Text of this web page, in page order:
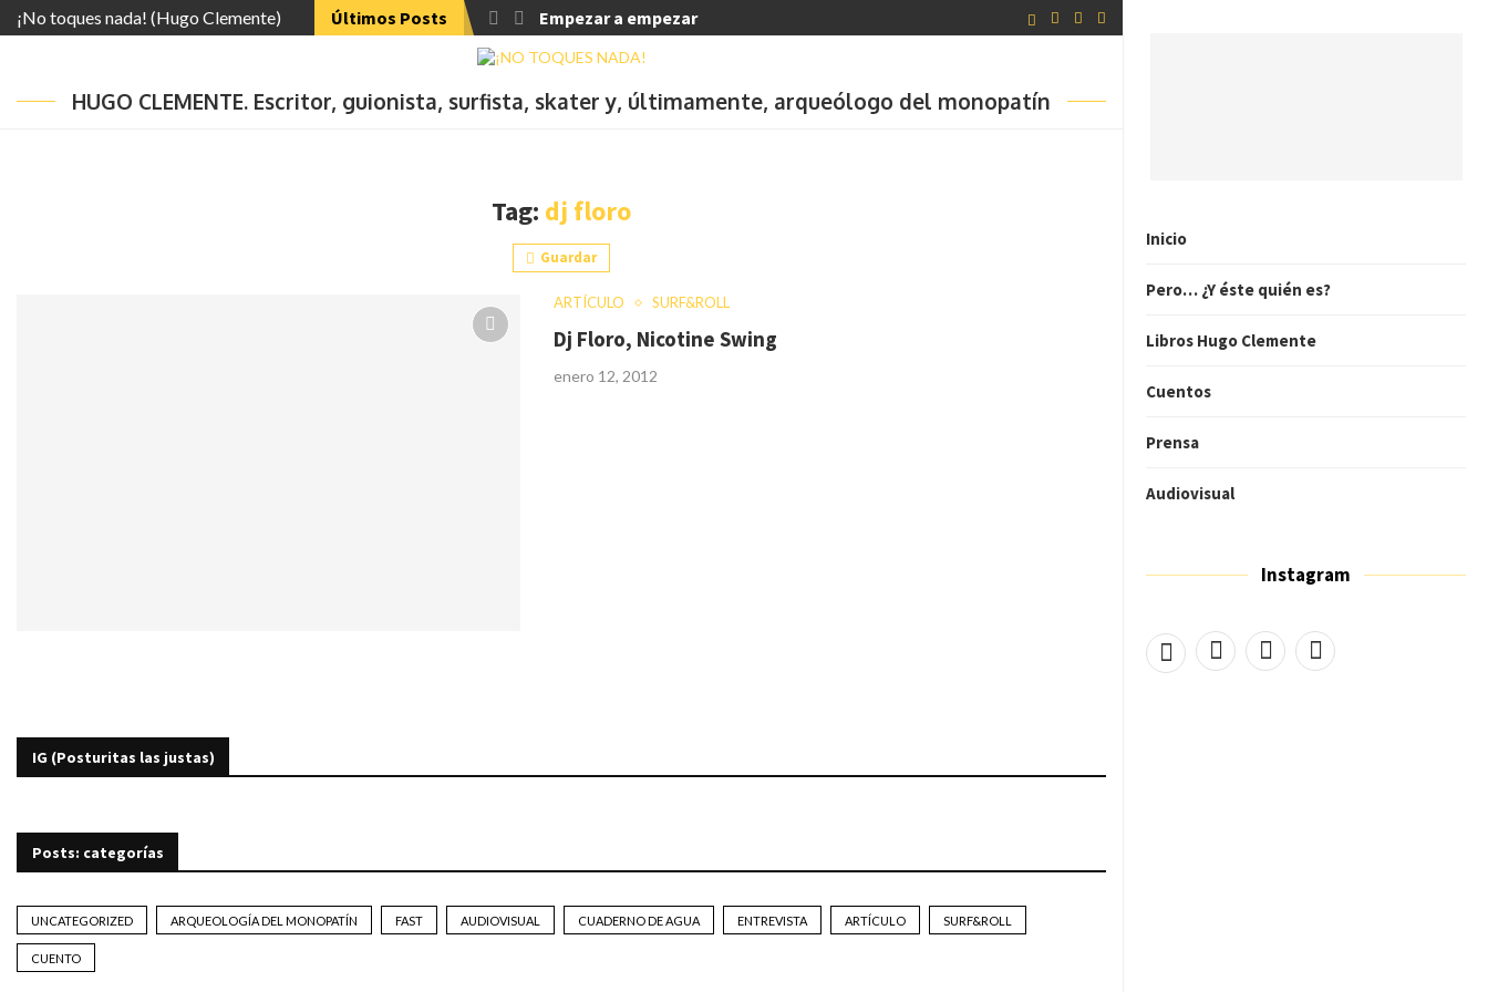
Inicio
Pero… ¿Y éste quién es?
Libros Hugo Clemente
Cuentos
Prensa
Audiovisual
Instagram
¡No toques nada! (Hugo Clemente) Últimos Posts Empezar a empezar
HUGO CLEMENTE. Escritor, guionista, surfista, skater y, últimamente, arqueólogo del monopatín
Tag: dj floro
Guardar
ARTÍCULO SURF&ROLL
Dj Floro, Nicotine Swing
enero 12, 2012
IG (Posturitas las justas)
Posts: categorías
UNCATEGORIZED ARQUEOLOGÍA DEL MONOPATÍN FAST AUDIOVISUAL CUADERNO DE AGUA ENTREVISTA ARTÍCULO SURF&ROLL
CUENTO